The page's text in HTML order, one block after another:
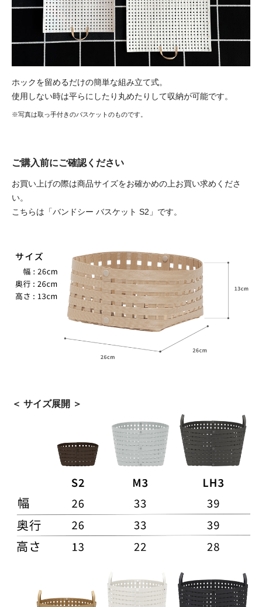
ホックを留めるだけの簡単な組み立て式。
使用しない時は平らにしたり丸めたりして収納が可能です。
※写真は取っ手付きのバスケットのものです。
ご購入前にご確認ください
お買い上げの際は商品サイズをお確かめの上お買い求めくださ
い。
こちらは「バンドシー バスケット S2」です。
＜ サイズ展開 ＞